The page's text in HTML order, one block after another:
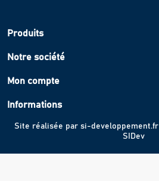
Produits
Notre société
Mon compte
Informations
Site réalisée par si-developpement.fr
SIDev